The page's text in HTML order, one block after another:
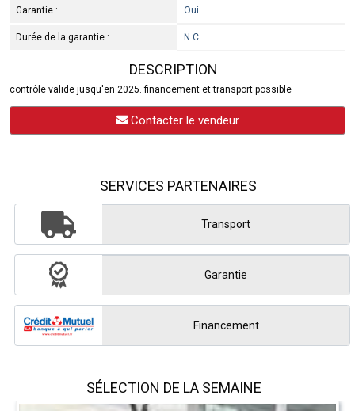
Garantie : Oui
Durée de la garantie : N.C
DESCRIPTION
contrôle valide jusqu'en 2025. financement et transport possible
Contacter le vendeur
SERVICES PARTENAIRES
Transport
Garantie
Financement
SÉLECTION DE LA SEMAINE